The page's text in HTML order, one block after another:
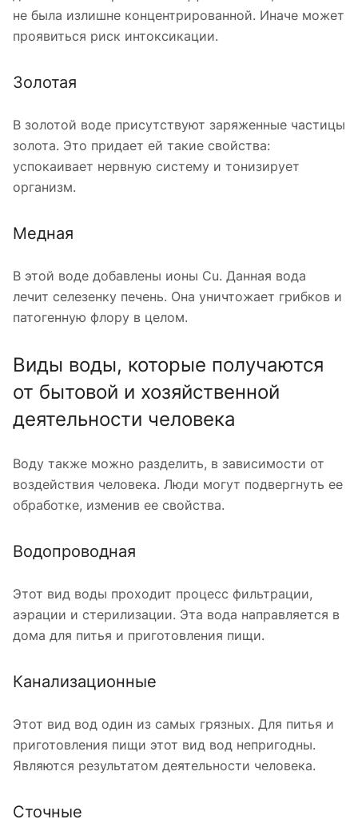
не была излишне концентрированной. Иначе может
проявиться риск интоксикации.
Золотая
В золотой воде присутствуют заряженные частицы
золота. Это придает ей такие свойства:
успокаивает нервную систему и тонизирует
организм.
Медная
В этой воде добавлены ионы Cu. Данная вода
лечит селезенку печень. Она уничтожает грибков и
патогенную флору в целом.
Виды воды, которые получаются
от бытовой и хозяйственной
деятельности человека
Воду также можно разделить, в зависимости от
воздействия человека. Люди могут подвергнуть ее
обработке, изменив ее свойства.
Водопроводная
Этот вид воды проходит процесс фильтрации,
аэрации и стерилизации. Эта вода направляется в
дома для питья и приготовления пищи.
Канализационные
Этот вид вод один из самых грязных. Для питья и
приготовления пищи этот вид вод непригодны.
Являются результатом деятельности человека.
Сточные